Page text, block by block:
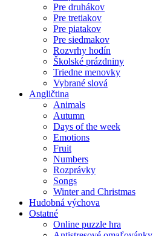
Pre druhákov
Pre tretiakov
Pre piatakov
Pre siedmakov
Rozvrhy hodín
Školské prázdniny
Triedne menovky
Vybrané slová
Angličtina
Animals
Autumn
Days of the week
Emotions
Fruit
Numbers
Rozprávky
Songs
Winter and Christmas
Hudobná výchova
Ostatné
Online puzzle hra